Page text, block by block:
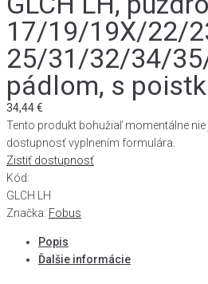
17/19/19X/22/
25/31/32/34/
pádlom, s
34,44€
Tento produkt bohužiaľ momentálne nie
dostupnosť vyplnením formulára.
Zistiť dostupnosť
Kód:
GLCH LH
Značka: Fobus
Popis
Ďalšie informácie